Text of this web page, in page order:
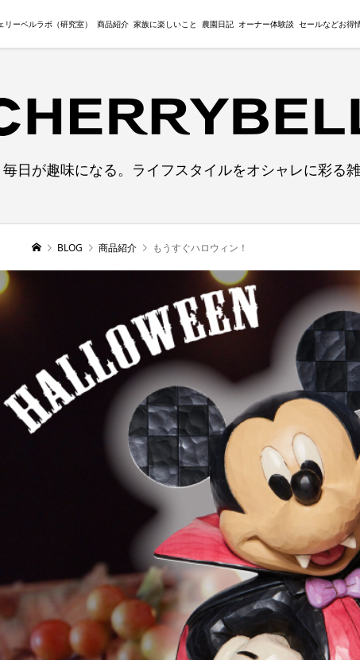
リーベルラボ（研究室） 商品紹介 家族に楽しいこと 農園日記 オーナー体験談 セールなどお得
日が趣味になる。ライフスタイルをオシャレに彩る
BLOG 商品紹介 もうすぐハロウィン！